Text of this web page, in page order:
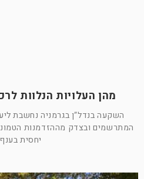
מהן העלויות הנלוות
השקעה בנדל”ן בגרמניה נחשבת
המתרשמים ובצדק מההזדמנות
יחסית